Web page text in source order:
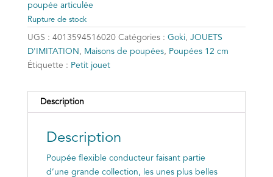
poupée articulée
Rupture de stock
UGS : 4013594516020 Catégories : Goki, JOUETS
D'IMITATION , Maisons de poupées, Poupées 12 cm
Étiquette : Petit jouet
Description
Description
Poupée flexible conducteur faisant partie
d’une grande collection, les unes plus belles